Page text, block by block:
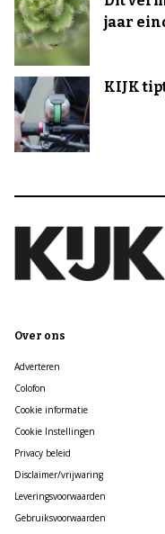
jaar
KIJK
Over ons
Adverteren
Colofon
Cookie informatie
Cookie Instellingen
Privacy beleid
Disclaimer/vrijwaring
Leveringsvoorwaarden
Gebruiksvoorwaarden